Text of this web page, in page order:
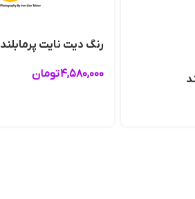
رنگ دیت نایت پرمابلند
۴,۵۸۰,۰۰۰تومان